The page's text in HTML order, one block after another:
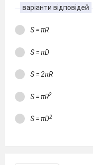
варіанти відповідей
S = πR
S = πD
S = 2πR
S = πR2
S = πD2